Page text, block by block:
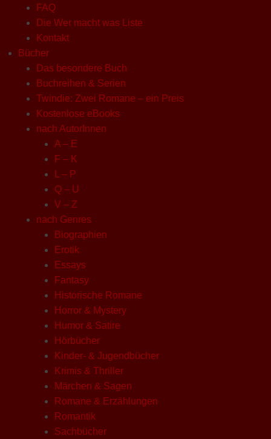
FAQ
Die Wer macht was Liste
Kontakt
Bücher
Das besondere Buch
Buchreihen & Serien
Twindie: Zwei Romane – ein Preis
Kostenlose eBooks
nach AutorInnen
A – E
F – K
L – P
Q – U
V – Z
nach Genres
Biographien
Erotik
Essays
Fantasy
Historische Romane
Horror & Mystery
Humor & Satire
Hörbücher
Kinder- & Jugendbücher
Krimis & Thriller
Märchen & Sagen
Romane & Erzählungen
Romantik
Sachbücher